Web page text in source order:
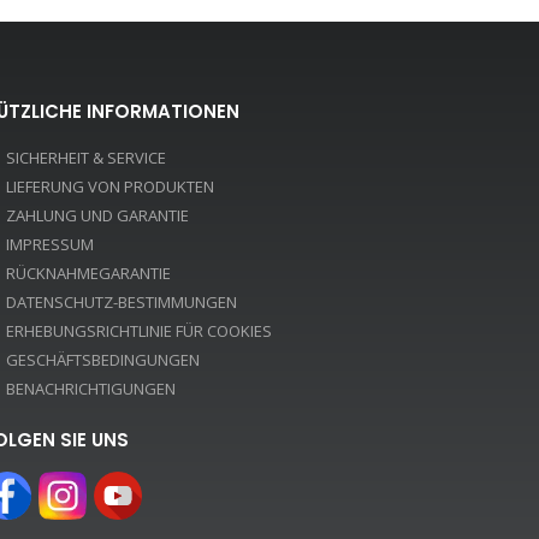
INFORMATIONEN
SICHERHEIT & SERVICE
LIEFERUNG VON PRODUKTEN
ZAHLUNG UND GARANTIE
IMPRESSUM
RÜCKNAHMEGARANTIE
DATENSCHUTZ-BESTIMMUNGEN
ERHEBUNGSRICHTLINIE FÜR COOKIES
GESCHÄFTSBEDINGUNGEN
BENACHRICHTIGUNGEN
SIE UNS